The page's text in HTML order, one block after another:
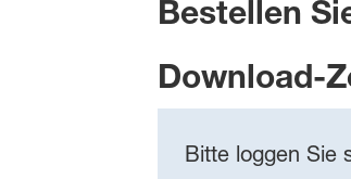
Bestellen
Download-
Bitte loggen Sie